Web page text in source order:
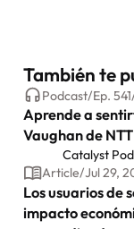
También te
Podcast/Ep. 541
Aprende a
Vaughan de
Catalyst
Article/Jul 29,
Los usuarios de
impacto